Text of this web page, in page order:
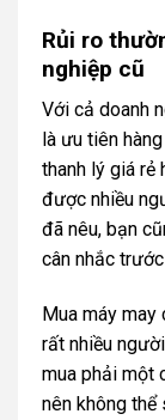
Rủi ro
nghiệp cũ
Với cả doanh
là ưu tiên
thanh lý giá rẻ
được nhiều
đã nêu, bạn
cân nhắc
Mua máy
rất nhiều
mua phải một
nên không thể